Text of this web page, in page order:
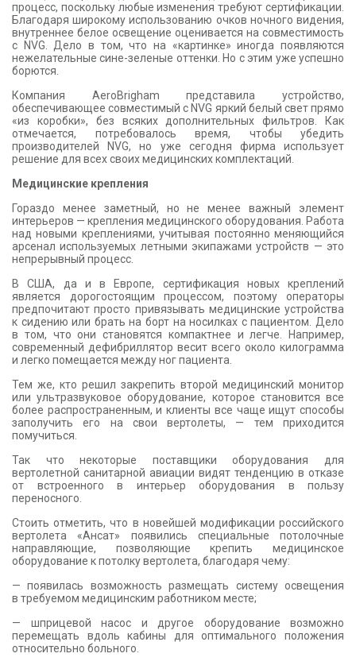
процесс, поскольку любые изменения требуют сертификации.
Благодаря широкому использованию очков ночного видения,
внутреннее белое освещение оценивается на совместимость
с NVG. Дело в том, что на «картинке» иногда появляются
нежелательные сине-зеленые оттенки. Но с этим уже успешно
борются.
Компания AeroBrigham представила устройство,
обеспечивающее совместимый с NVG яркий белый свет прямо
«из коробки», без всяких дополнительных фильтров. Как
отмечается, потребовалось время, чтобы убедить
производителей NVG, но уже сегодня фирма использует
решение для всех своих медицинских комплектаций.
Медицинские крепления
Гораздо менее заметный, но не менее важный элемент
интерьеров — крепления медицинского оборудования. Работа
над новыми креплениями, учитывая постоянно меняющийся
арсенал используемых летными экипажами устройств — это
непрерывный процесс.
В США, да и в Европе, сертификация новых креплений
является дорогостоящим процессом, поэтому операторы
предпочитают просто привязывать медицинские устройства
к сидению или брать на борт на носилках с пациентом. Дело
в том, что они становятся компактнее и легче. Например,
современный дефибриллятор весит всего около килограмма
и легко помещается между ног пациента.
Тем же, кто решил закрепить второй медицинский монитор
или ультразвуковое оборудование, которое становится все
более распространенным, и клиенты все чаще ищут способы
заполучить его на свои вертолеты, — тем приходится
помучиться.
Так что некоторые поставщики оборудования для
вертолетной санитарной авиации видят тенденцию в отказе
от встроенного в интерьер оборудования в пользу
переносного.
Стоить отметить, что в новейшей модификации российского
вертолета «Ансат» появились специальные потолочные
направляющие, позволяющие крепить медицинское
оборудование к потолку вертолета, благодаря чему:
— появилась возможность размещать систему освещения
в требуемом медицинским работником месте;
— шприцевой насос и другое оборудование возможно
перемещать вдоль кабины для оптимального положения
относительно больного.